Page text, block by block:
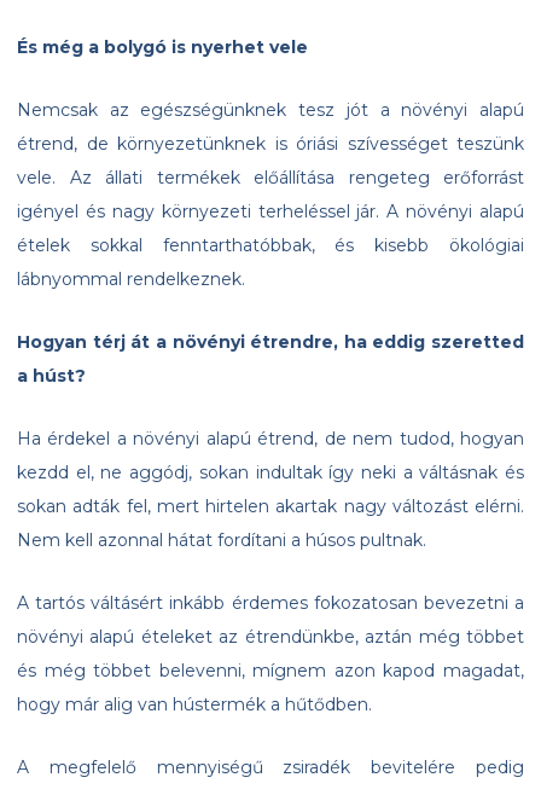
És még a bolygó is nyerhet vele
Nemcsak az egészségünknek tesz jót a növényi alapú
étrend, de környezetünknek is óriási szívességet teszünk
vele. Az állati termékek előállítása rengeteg erőforrást
igényel és nagy környezeti terheléssel jár. A növényi alapú
ételek sokkal fenntarthatóbbak, és kisebb ökológiai
lábnyommal rendelkeznek.
Hogyan térj át a növényi étrendre, ha eddig szeretted
a húst?
Ha érdekel a növényi alapú étrend, de nem tudod, hogyan
kezdd el, ne aggódj, sokan indultak így neki a váltásnak és
sokan adták fel, mert hirtelen akartak nagy változást elérni.
Nem kell azonnal hátat fordítani a húsos pultnak.
A tartós váltásért inkább érdemes fokozatosan bevezetni a
növényi alapú ételeket az étrendünkbe, aztán még többet
és még többet belevenni, mígnem azon kapod magadat,
hogy már alig van hústermék a hűtődben.
A megfelelő mennyiségű zsiradék bevitelére pedig